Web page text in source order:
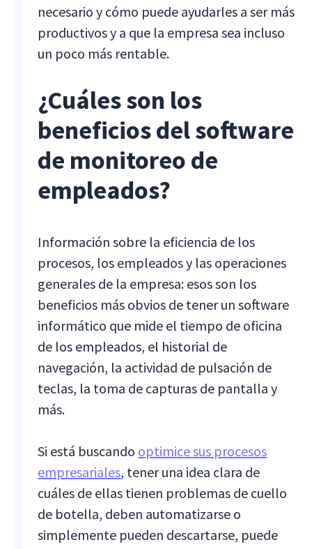
necesario y cómo puede ayudarles a ser más
productivos y a que la empresa sea incluso
un poco más rentable.
¿Cuáles son los
beneficios del software
de monitoreo de
empleados?
Información sobre la eficiencia de los
procesos, los empleados y las operaciones
generales de la empresa: esos son los
beneficios más obvios de tener un software
informático que mide el tiempo de oficina
de los empleados, el historial de
navegación, la actividad de pulsación de
teclas, la toma de capturas de pantalla y
más.
Si está buscando optimice sus procesos
empresariales, tener una idea clara de
cuáles de ellas tienen problemas de cuello
de botella, deben automatizarse o
simplemente pueden descartarse, puede